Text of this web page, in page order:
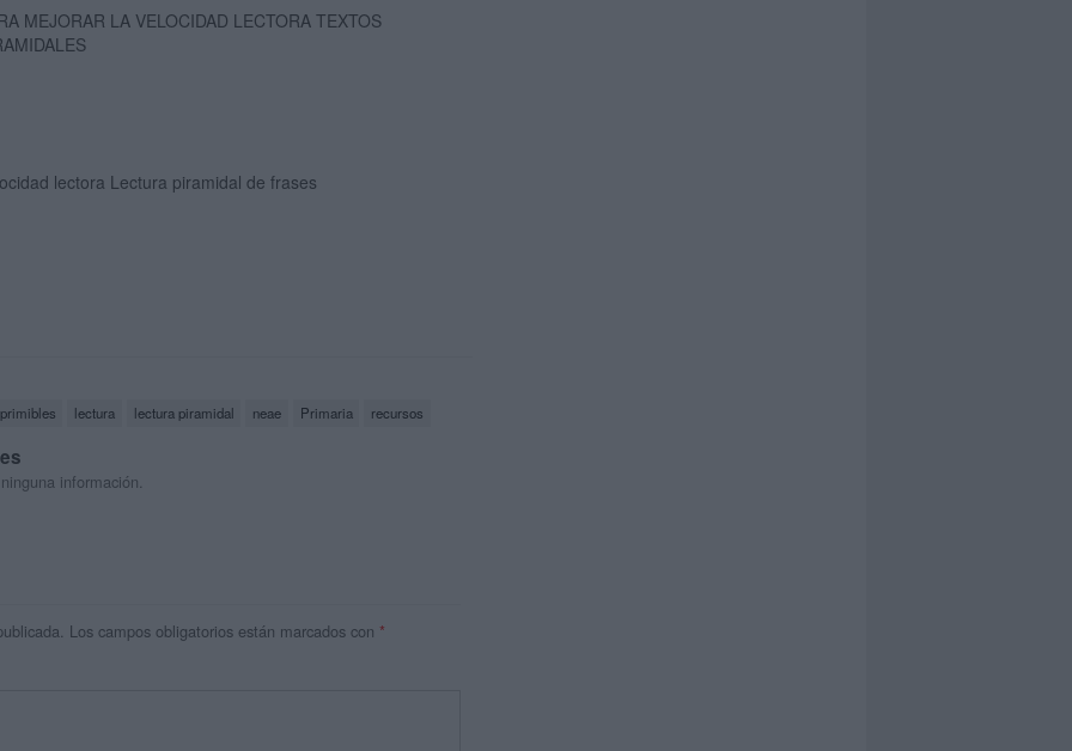
MEJORAR LA VELOCIDAD LECTORA TEXTOS
lectora Lectura piramidal de frases
lectura lectura piramidal neae Primaria recursos
información.
Los campos obligatorios están marcados con *